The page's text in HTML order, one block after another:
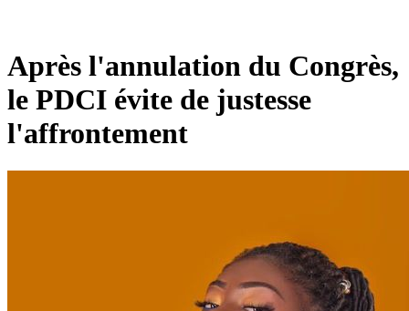
Après l'annulation du Congrès,
le PDCI évite de justesse
l'affrontement